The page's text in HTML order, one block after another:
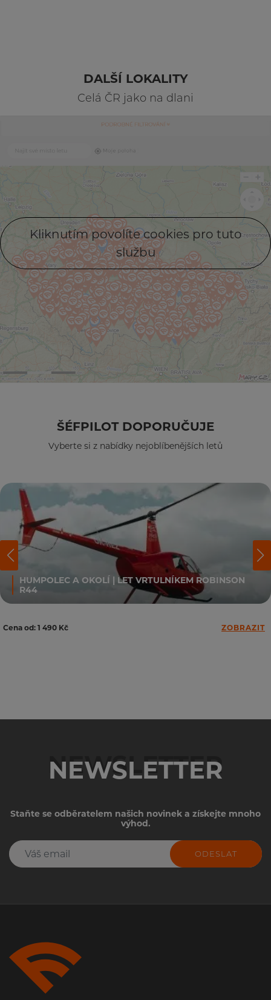
DALŠÍ LOKALITY
Celá ČR jako na dlani
Kliknutím povolíte cookies pro tuto
službu
ŠÉFPILOT DOPORUČUJE
Vyberte si z nabídky nejoblíbenějších letů
HUMPOLEC A OKOLÍ | LET VRTULNÍKEM ROBINSON
R44
Cena od: 1 490 Kč ZOBRAZIT
NEWSLETTER
Staňte se odběratelem našich novinek a získejte mnoho
výhod.
ODESLAT